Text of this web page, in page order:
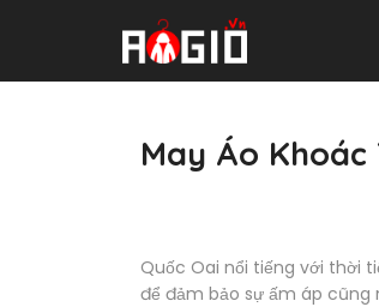
May Áo Khoác
Quốc Oai nổi tiếng với thời
để đảm bảo sự ấm áp cũng